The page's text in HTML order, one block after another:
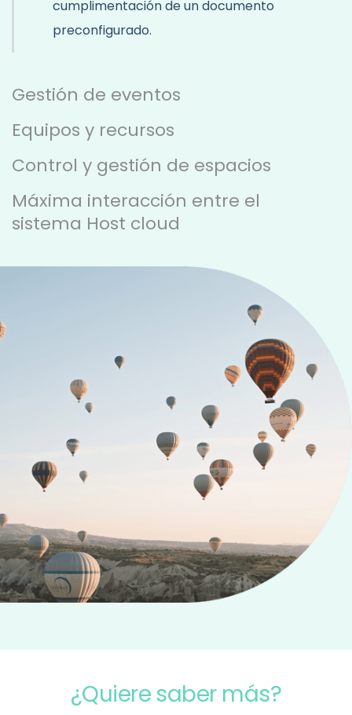
cumplimentación de un documento
preconfigurado.
Gestión de eventos
Equipos y recursos
Control y gestión de espacios
Máxima interacción entre el
sistema Host cloud
¿Quiere saber más?